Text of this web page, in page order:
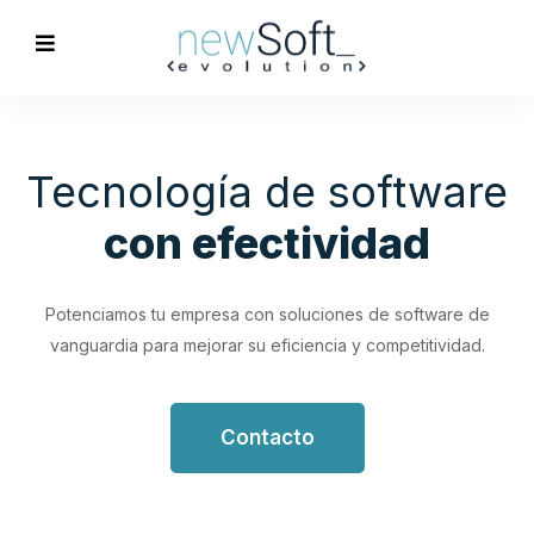
Optimización de
Procesos
trabajo.